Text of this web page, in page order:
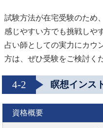
試験方法が在宅受験のため
感じやすい方でも挑戦しや
占い師としての実力にカウ
方は、ぜひ受験をご検討く
4-2 瞑想インス
資格概要